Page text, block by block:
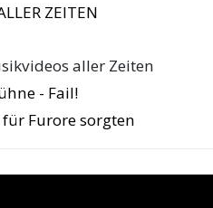
ZEITEN
aller Zeiten
- Fail!
Furore sorgten